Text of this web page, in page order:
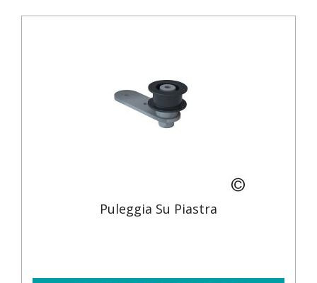
Puleggia Su Piastra